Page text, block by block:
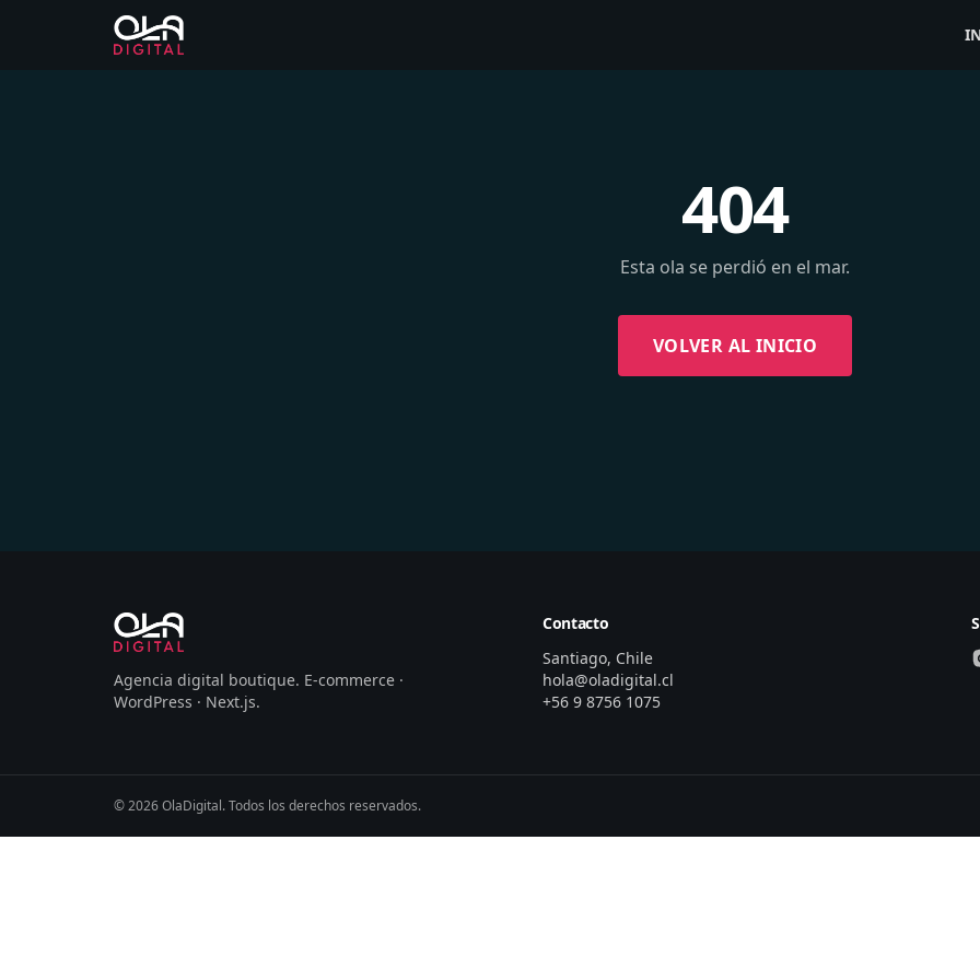
404
Esta ola se perdió en el mar.
VOLVER AL INICIO
Agencia digital boutique. E-commerce ·
WordPress · Next.js.
Contacto
Santiago, Chile
hola@oladigital.cl
+56 9 8756 1075
©2026OlaDigital. Todos los derechos reservados.